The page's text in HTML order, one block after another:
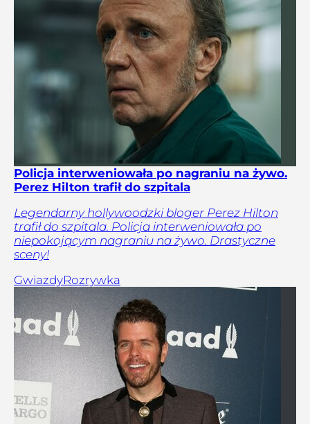
Policja interweniowała po nagraniu na żywo.
Perez Hilton trafił do szpitala
Legendarny hollywoodzki bloger Perez Hilton
trafił do szpitala. Policja interweniowała po
niepokojącym nagraniu na żywo. Drastyczne
sceny!
GwiazdyRozrywka